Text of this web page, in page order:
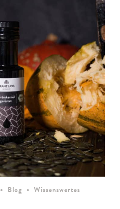
Blog Wissenswertes